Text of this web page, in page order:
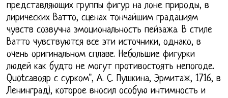
представляющих группы фигур на лоне природы, в
лирических Ватто, сценах тончайшим градациям
чувств созвучна эмоциональность пейзажа. В стиле
Ватто чувствуются все эти источники, однако, в
очень оригинальном сплаве. Небольшие фигурки
людей как будто не могут противостоять непогоде.
Quotсавояр с сурком", А. С. Пушкина, Эрмитаж, 1716, в
Ленинград), которое вносил особую интимность и